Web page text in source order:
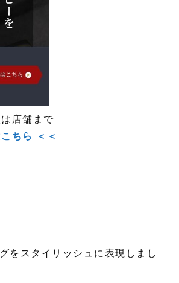
店舗まで
ちら ＜＜
をスタイリッシュに表現しまし